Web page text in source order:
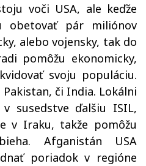
voči USA, ale keďže
obetovať pár miliónov
alebo vojensky, tak do
pomôžu ekonomicky,
svoju populáciu.
či India. Lokálni
susedstve ďalšiu ISIL,
v Iraku, takže pomôžu
Afganistán USA
poriadok v regióne